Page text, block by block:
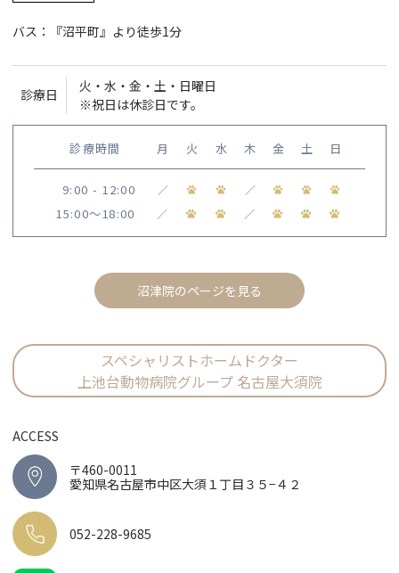
バス：『沼平町』より徒歩1分
診療日
火・水・金・土・日曜日
※祝日は休診日です。
診療時間 月 火 水 木 金 土 日
9:00 - 12:00 ／ ／
15:00〜18:00 ／ ／
沼津院のページを見る
スペシャリストホームドクター
上池台動物病院グループ 名古屋大須院
ACCESS
〒460-0011
愛知県名古屋市中区大須１丁目３５−４２
052-228-9685